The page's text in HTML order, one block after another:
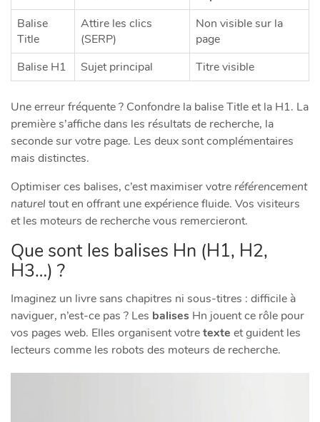
Balise
Title
Attire les clics
(SERP)
Non visible sur la
page
Balise H1
Sujet principal Titre visible
Une erreur fréquente ? Confondre la balise Title et la H1. La
première s’affiche dans les résultats de recherche, la
seconde sur votre page. Les deux sont complémentaires
mais distinctes.
Optimiser ces balises, c’est maximiser votre référencement
naturel tout en offrant une expérience fluide. Vos visiteurs
et les moteurs de recherche vous remercieront.
Que sont les balises Hn (H1, H2,
H3…) ?
Imaginez un livre sans chapitres ni sous-titres : difficile à
naviguer, n’est-ce pas ? Les balises Hn jouent ce rôle pour
vos pages web. Elles organisent votretexte et guident les
lecteurs comme les robots des moteurs de recherche.